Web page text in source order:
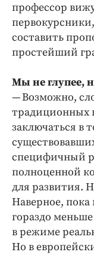
профессор
составить
простейший
Мы не глупее,
— Возможно,
традиционных
заключаться в
специфичный
полноценной
для развития.
Наверное, пока
гораздо
в режиме
Но в